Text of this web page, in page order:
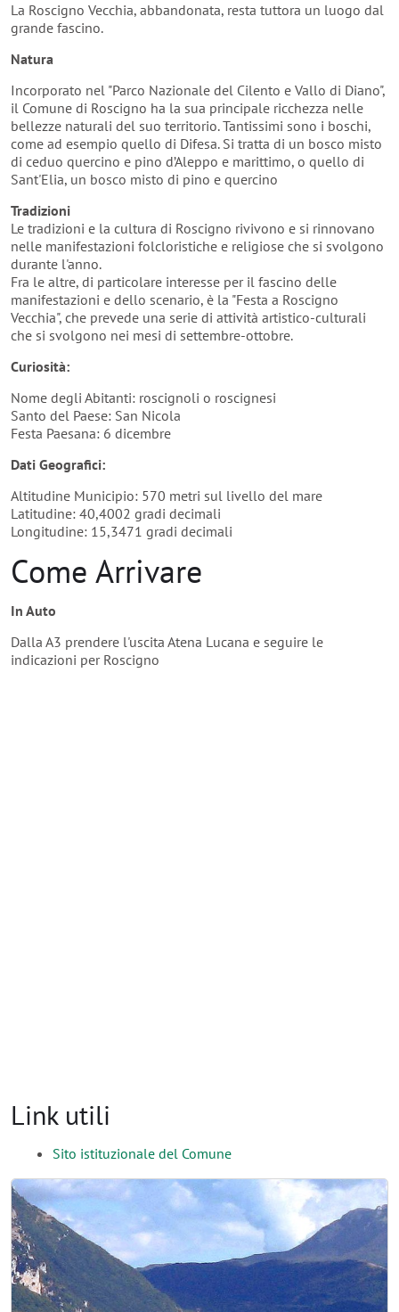
La Roscigno Vecchia, abbandonata, resta tuttora un luogo dal
grande fascino.
Natura
Incorporato nel "Parco Nazionale del Cilento e Vallo di Diano",
il Comune di Roscigno ha la sua principale ricchezza nelle
bellezze naturali del suo territorio. Tantissimi sono i boschi,
come ad esempio quello di Difesa. Si tratta di un bosco misto
di ceduo quercino e pino d’Aleppo e marittimo, o quello di
Sant'Elia, un bosco misto di pino e quercino
Tradizioni
Le tradizioni e la cultura di Roscigno rivivono e si rinnovano
nelle manifestazioni folcloristiche e religiose che si svolgono
durante l'anno.
Fra le altre, di particolare interesse per il fascino delle
manifestazioni e dello scenario, è la "Festa a Roscigno
Vecchia", che prevede una serie di attività artistico-culturali
che si svolgono nei mesi di settembre-ottobre.
Curiosità:
Nome degli Abitanti: roscignoli o roscignesi
Santo del Paese: San Nicola
Festa Paesana: 6 dicembre
Dati Geografici:
Altitudine Municipio: 570 metri sul livello del mare
Latitudine: 40,4002 gradi decimali
Longitudine: 15,3471 gradi decimali
Come Arrivare
In Auto
Dalla A3 prendere l'uscita Atena Lucana e seguire le
indicazioni per Roscigno
Link utili
Sito istituzionale del Comune